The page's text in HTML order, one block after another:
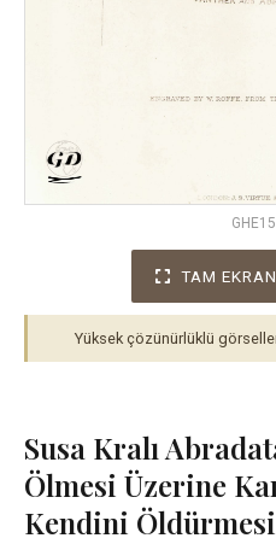
TAM
Yüksek çözünürlüklü
Susa Kralı
Ölmesi Üzerine
Kendini Öldürmesi